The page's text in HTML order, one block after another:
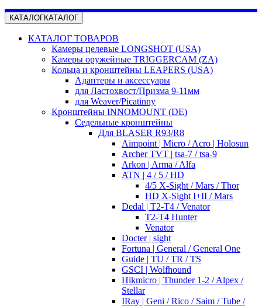
КАТАЛОГКАТАЛОГ
КАТАЛОГ ТОВАРОВ
Камеры целевые LONGSHOT (USA)
Камеры оружейные TRIGGERCAM (ZA)
Кольца и кронштейны LEAPERS (USA)
Адаптеры и аксессуары
для Ластохвост/Призма 9-11мм
для Weaver/Picatinny
Кронштейны INNOMOUNT (DE)
Седельные кронштейны
Для BLASER R93/R8
Aimpoint | Micro / Acro | Holosun
Archer TVT | tsa-7 / tsa-9
Arkon | Arma / Alfa
ATN | 4 / 5 / HD
4/5 X-Sight / Mars / Thor
HD X-Sight I+II / Mars
Dedal | T2-T4 / Venator
T2-T4 Hunter
Venator
Docter | sight
Fortuna | General / General One
Guide | TU / TR / TS
GSCI | Wolfhound
Hikmicro | Thunder 1-2 / Alpex /
Stellar
IRay | Geni / Rico / Saim / Tube /